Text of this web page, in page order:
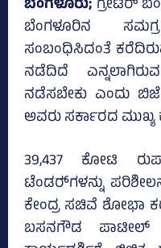
ಬೆಂಗಳೂರು; ಗ್ರೇಟರ್
ಬೆಂಗಳೂರಿನ
ಸಂಬಂಧಿಸಿದಂತೆ
ನಡೆದಿದೆ
ನಡೆಸಬೇಕು ಎಂದು
ಅವರು ಸರ್ಕಾರದ ಮುಖ್ಯ
39,437 ಕೋಟಿ
ಟೆಂಡರ್‍‌ಗಳನ್ನು
ಕೇಂದ್ರ ಸಚಿವೆ ಶೋಭಾ
ಬಸನಗೌಡ ಪಾಟೀಲ್